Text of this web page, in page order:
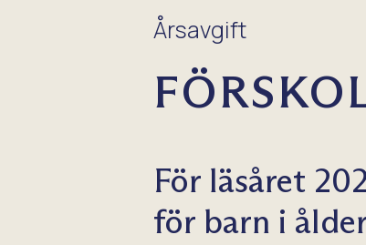
Årsavgift
För läsåret
för barn i